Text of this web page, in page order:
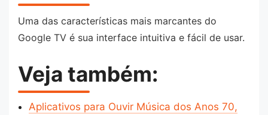
Uma das características mais marcantes do
Google TV é sua interface intuitiva e fácil de usar.
Veja também:
Aplicativos para Ouvir Música dos Anos 70,